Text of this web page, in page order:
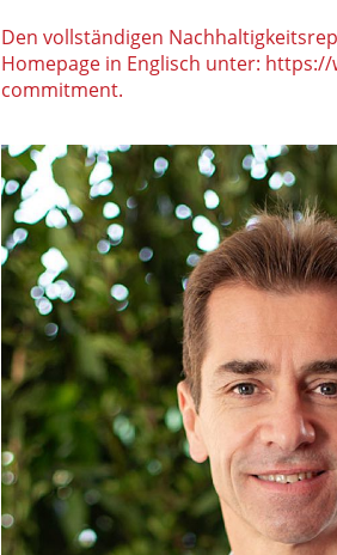
Den vollständigen
Homepage in Englisch unter:
commitment.